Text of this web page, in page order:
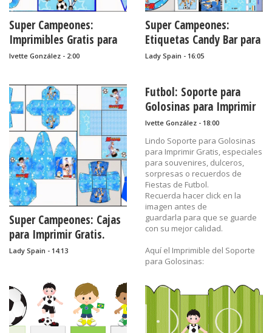
Super Campeones:
Imprimibles Gratis para
Fiestas.
Ivette González - 2:00
Super Campeones:
Etiquetas Candy Bar para
Imprimir Gratis.
Lady Spain - 16:05
Super Campeones: Cajas
para Imprimir Gratis.
Lady Spain - 14:13
Futbol: Soporte para
Golosinas para Imprimir
Gratis.
Ivette González - 18:00
Lindo Soporte para Golosinas
para Imprimir Gratis, especiales
para souvenires, dulceros,
sorpresas o recuerdos de
Fiestas de Futbol.
Recuerda hacer click en la
imagen antes de
guardarla para que se guarde
con su mejor calidad.
Aquí el Imprimible del Soporte
para Golosinas:
Etiquetas:
cajitas,
cumpleaños,
dulcero,
futbol,